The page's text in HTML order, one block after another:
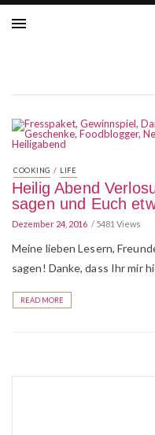
COOKING / LIFE
Heilig Abend
sagen und Euch
Dezember 24, 2016 5481 Views
Meine lieben Lesern,
sagen! Danke, dass Ihr mir
READ MORE